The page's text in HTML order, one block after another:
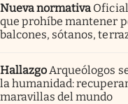
Nueva normativa
que prohíbe mantener
balcones, sótanos,
Hallazgo Arqueólogos
la humanidad:
maravillas del mundo